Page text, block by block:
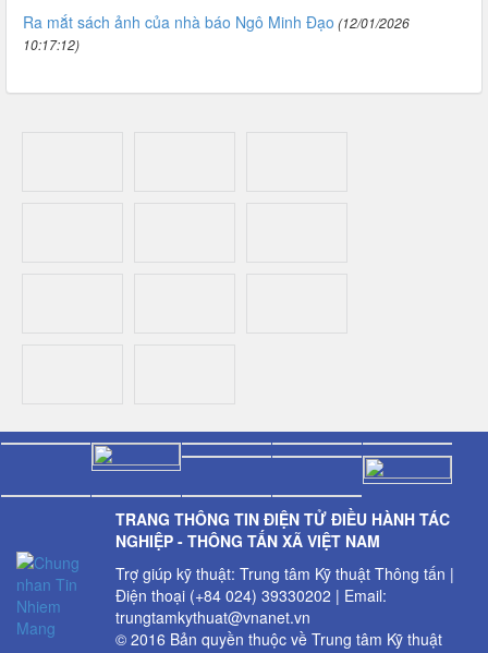
Ra mắt sách ảnh của nhà báo Ngô Minh Đạo (12/01/2026
10:17:12)
TRANG THÔNG TIN ĐIỆN TỬ ĐIỀU HÀNH TÁC
NGHIỆP - THÔNG TẤN XÃ VIỆT NAM
Trợ giúp kỹ thuật: Trung tâm Kỹ thuật Thông tấn |
Điện thoại (+84 024) 39330202 | Email:
trungtamkythuat@vnanet.vn
© 2016 Bản quyền thuộc về Trung tâm Kỹ thuật